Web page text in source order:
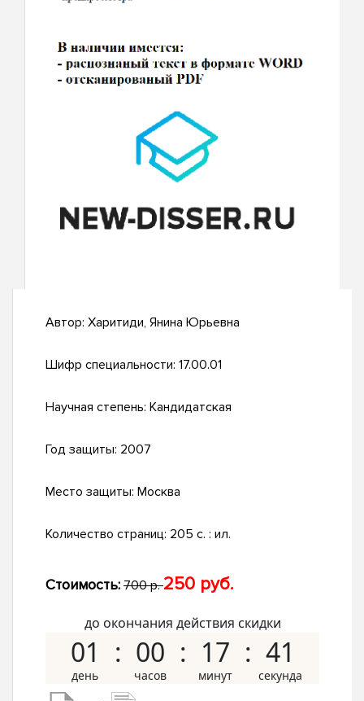
Автор: Харитиди, Янина Юрьевна
Шифр специальности: 17.00.01
Научная степень: Кандидатская
Год защиты: 2007
Место защиты: Москва
Количество страниц: 205 с. : ил.
Стоимость: 700 р.250 руб.
до окончания действия скидки
01 00 17 40